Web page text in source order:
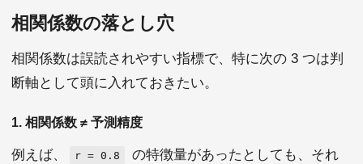
相関係数の落とし穴
相関係数は誤読されやすい指標で、特に次の 3 つは判
断軸として頭に入れておきたい。
1. 相関係数 ≠ 予測精度
例えば、 r = 0.8
の特徴量があったとしても、それ